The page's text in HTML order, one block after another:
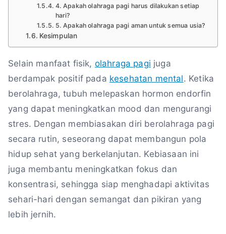
4. Apakah olahraga pagi harus dilakukan setiap
hari?
5. Apakah olahraga pagi aman untuk semua usia?
Kesimpulan
Selain manfaat fisik, olahraga pagi juga
berdampak positif pada kesehatan mental. Ketika
berolahraga, tubuh melepaskan hormon endorfin
yang dapat meningkatkan mood dan mengurangi
stres. Dengan membiasakan diri berolahraga pagi
secara rutin, seseorang dapat membangun pola
hidup sehat yang berkelanjutan. Kebiasaan ini
juga membantu meningkatkan fokus dan
konsentrasi, sehingga siap menghadapi aktivitas
sehari-hari dengan semangat dan pikiran yang
lebih jernih.